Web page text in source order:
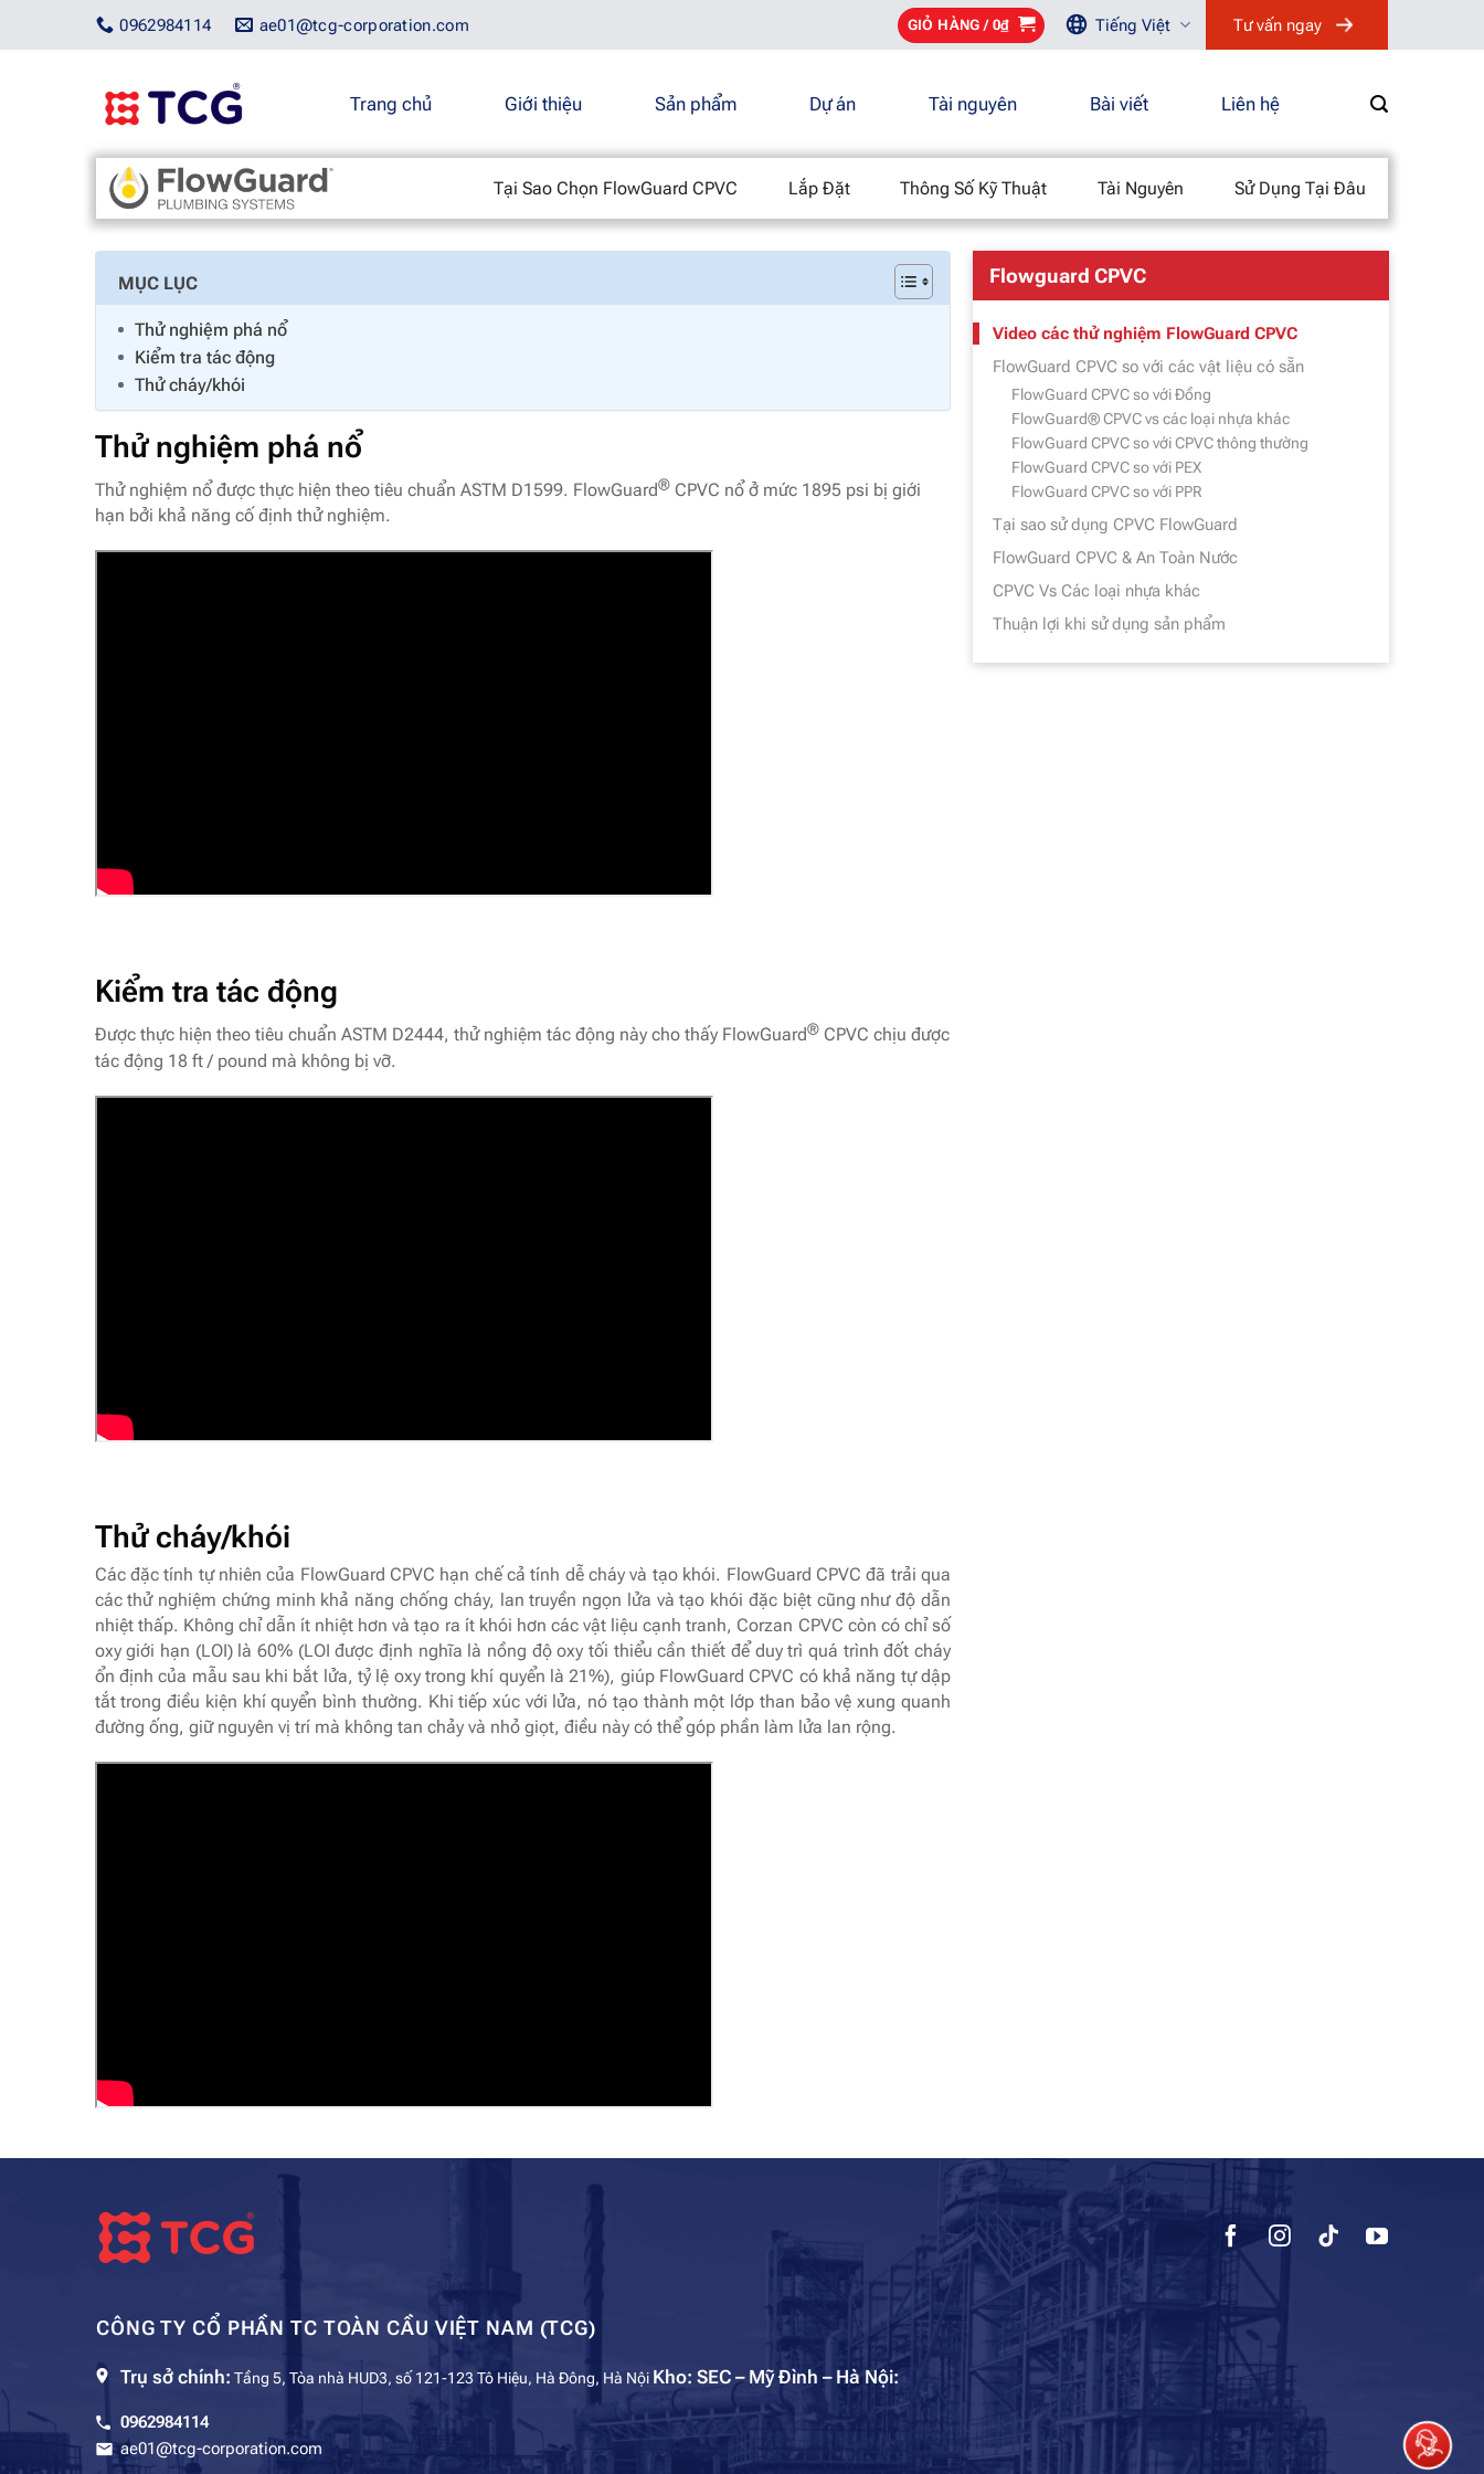
ae01@tcg-corporation.com
0962984114 GIỎ HÀNG / 0₫ Tiếng Việt Tư vấn ngay
Trang chủ Giới thiệu Sản phẩm Dự án Tài nguyên Bài viết Liên hệ
Tại Sao Chọn FlowGuard CPVC Lắp Đặt Thông Số Kỹ Thuật Tài Nguyên Sử Dụng Tại Đâu
Trang chủ/ Flowguard Brand/Video các thử nghiệm FlowGuard CPVC
MỤC LỤC
Thử nghiệm phá nổ
Kiểm tra tác động
Thử cháy/khói
Thử nghiệm phá nổ
Thử nghiệm nổ được thực hiện theo tiêu chuẩn ASTM D1599. FlowGuard®CPVC nổ ở mức 1895 psi bị giới
hạn bởi khả năng cố định thử nghiệm.
Kiểm tra tác động
Được thực hiện theo tiêu chuẩn ASTM D2444, thử nghiệm tác động này cho thấy FlowGuard®CPVC chịu được
tác động 18 ft / pound mà không bị vỡ.
Thử cháy/khói
Các đặc tính tự nhiên của FlowGuard CPVC hạn chế cả tính dễ cháy và tạo khói. FlowGuard CPVC đã trải qua
các thử nghiệm chứng minh khả năng chống cháy, lan truyền ngọn lửa và tạo khói đặc biệt cũng như độ dẫn
nhiệt thấp. Không chỉ dẫn ít nhiệt hơn và tạo ra ít khói hơn các vật liệu cạnh tranh, Corzan CPVC còn có chỉ số
oxy giới hạn (LOI) là 60% (LOI được định nghĩa là nồng độ oxy tối thiểu cần thiết để duy trì quá trình đốt cháy
ổn định của mẫu sau khi bắt lửa, tỷ lệ oxy trong khí quyển là 21%), giúp FlowGuard CPVC có khả năng tự dập
tắt trong điều kiện khí quyển bình thường. Khi tiếp xúc với lửa, nó tạo thành một lớp than bảo vệ xung quanh
đường ống, giữ nguyên vị trí mà không tan chảy và nhỏ giọt, điều này có thể góp phần làm lửa lan rộng.
Flowguard CPVC
Video các thử nghiệm FlowGuard CPVC
FlowGuard CPVC so với các vật liệu có sẵn
FlowGuard CPVC so với Đồng
FlowGuard® CPVC vs các loại nhựa khác
FlowGuard CPVC so với CPVC thông thường
FlowGuard CPVC so với PEX
FlowGuard CPVC so với PPR
Tại sao sử dụng CPVC FlowGuard
FlowGuard CPVC & An Toàn Nước
CPVC Vs Các loại nhựa khác
Thuận lợi khi sử dụng sản phẩm
CÔNG TY CỔ PHẦN TC TOÀN CẦU VIỆT NAM (TCG)
Trụ sở chính: Tầng 5, Tòa nhà HUD3, số 121-123 Tô Hiệu, Hà Đông, Hà Nội Kho: SEC – Mỹ Đình – Hà Nội:
0962984114
ae01@tcg-corporation.com